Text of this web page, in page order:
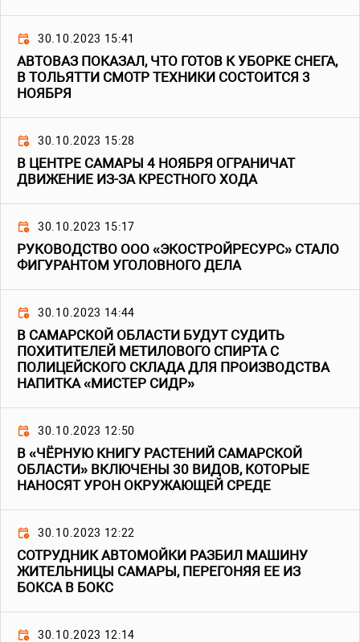
30.10.2023 15:41
АВТОВАЗ ПОКАЗАЛ, ЧТО ГОТОВ К УБОРКЕ СНЕГА,
В ТОЛЬЯТТИ СМОТР ТЕХНИКИ СОСТОИТСЯ 3
НОЯБРЯ
30.10.2023 15:28
В ЦЕНТРЕ САМАРЫ 4 НОЯБРЯ ОГРАНИЧАТ
ДВИЖЕНИЕ ИЗ-ЗА КРЕСТНОГО ХОДА
30.10.2023 15:17
РУКОВОДСТВО ООО «ЭКОСТРОЙРЕСУРС» СТАЛО
ФИГУРАНТОМ УГОЛОВНОГО ДЕЛА
30.10.2023 14:44
В САМАРСКОЙ ОБЛАСТИ БУДУТ СУДИТЬ
ПОХИТИТЕЛЕЙ МЕТИЛОВОГО СПИРТА С
ПОЛИЦЕЙСКОГО СКЛАДА ДЛЯ ПРОИЗВОДСТВА
НАПИТКА «МИСТЕР СИДР»
30.10.2023 12:50
В «ЧЁРНУЮ КНИГУ РАСТЕНИЙ САМАРСКОЙ
ОБЛАСТИ» ВКЛЮЧЕНЫ 30 ВИДОВ, КОТОРЫЕ
НАНОСЯТ УРОН ОКРУЖАЮЩЕЙ СРЕДЕ
30.10.2023 12:22
СОТРУДНИК АВТОМОЙКИ РАЗБИЛ МАШИНУ
ЖИТЕЛЬНИЦЫ САМАРЫ, ПЕРЕГОНЯЯ ЕЕ ИЗ
БОКСА В БОКС
30.10.2023 12:14